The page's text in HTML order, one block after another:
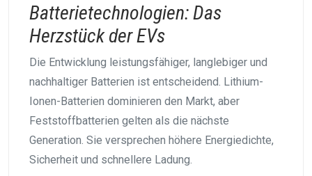
Batterietechnologien: Das
Herzstück der EVs
Die Entwicklung leistungsfähiger, langlebiger und
nachhaltiger Batterien ist entscheidend. Lithium-
Ionen-Batterien dominieren den Markt, aber
Feststoffbatterien gelten als die nächste
Generation. Sie versprechen höhere Energiedichte,
Sicherheit und schnellere Ladung.